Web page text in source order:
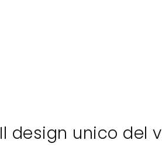
Il design unico del